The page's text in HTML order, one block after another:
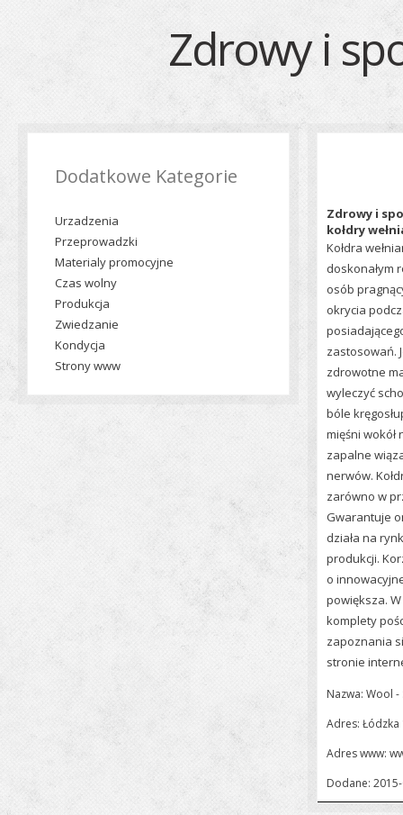
Zdrowy i
Dodatkowe Kategorie
Urzadzenia
Przeprowadzki
Materialy promocyjne
Czas wolny
Produkcja
Zwiedzanie
Kondycja
Strony www
Zdrowy i
kołdry
Kołdra
doskonałym
osób
okrycia
zastosowań.
zdrowotne
wyleczyć
bóle
mięśni wokół
zapalne
nerwów.
zarówno w
Gwarantuje
działa na
produkcji.
o
powiększa.
komplety
zapoznania
stronie
Nazwa: Wool -
Adres: Łódzka
Adres www:
Dodane: